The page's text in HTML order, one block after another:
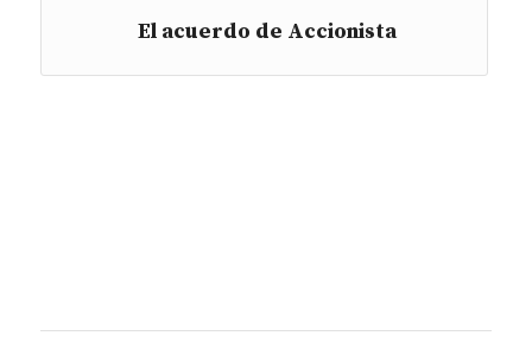
El acuerdo de Accionista